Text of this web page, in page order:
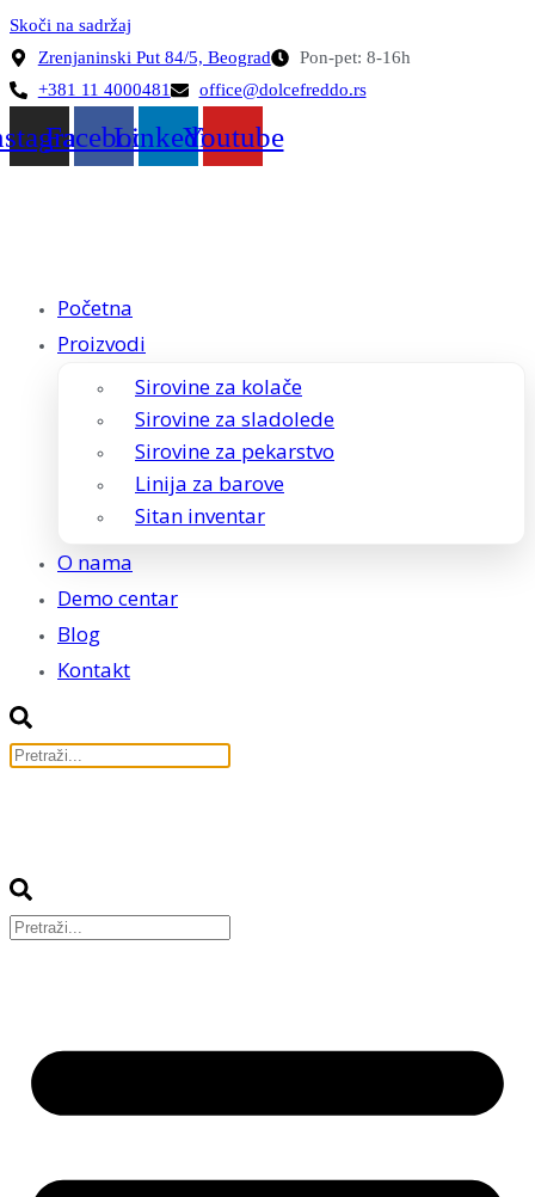
Skoči na sadržaj
Zrenjaninski Put 84/5, Beograd
Pon-pet: 8-16h
+381 11 4000481
office@dolcefreddo.rs
FacebookLinkedinYoutube
Početna
Proizvodi
Sirovine za kolače
Sirovine za sladolede
Sirovine za pekarstvo
Linija za barove
Sitan inventar
O nama
Demo centar
Blog
Kontakt